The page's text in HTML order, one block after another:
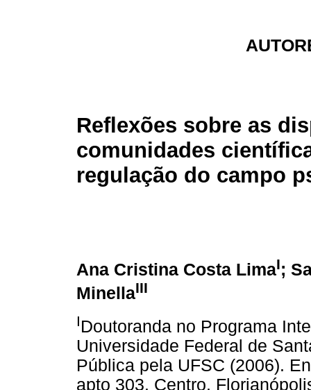
Reflexões sobre as
comunidades
regulação do campo
Ana Cristina Costa LimaI;
MinellaIII
IDoutoranda no Programa
Universidade Federal de
Pública pela UFSC (2006).
apto 303. Centro,